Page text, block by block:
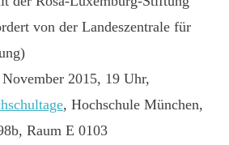
von der Landeszentrale für
2015, 19 Uhr,
, Hochschule München,
Raum E 0103